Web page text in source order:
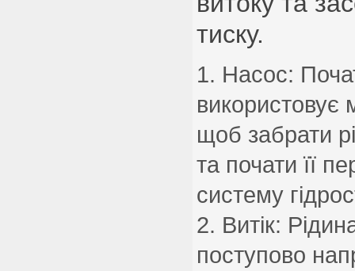
тиску.
Насос:
використовує
щоб забрати
та почати її
систему
Витік:
поступово